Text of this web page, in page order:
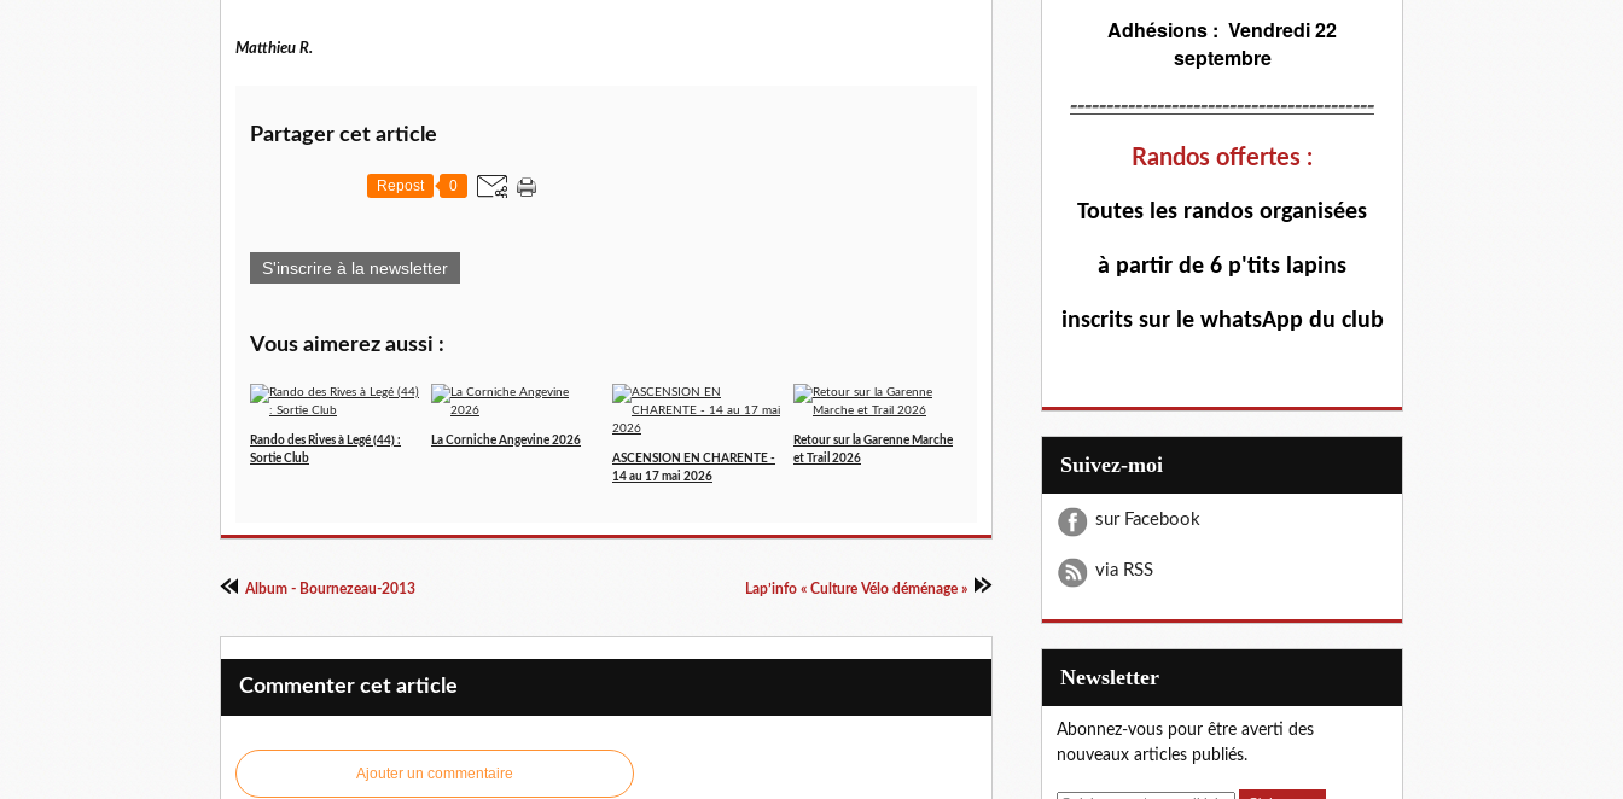
Matthieu R.
Partager cet article
Repost 0
S'inscrire à la newsletter
Vous aimerez aussi :
Rando des Rives à Legé (44) :
Sortie Club
La Corniche Angevine 2026
ASCENSION EN CHARENTE -
14 au 17 mai 2026
Retour sur la Garenne Marche
et Trail 2026
Album - Bournezeau-2013 Lap’info « Culture Vélo déménage »
Commenter cet article
Ajouter un commentaire
Adhésions : Vendredi 22
septembre
------------------------------------------
Randos offertes :
Toutes les randos organisées
à partir de 6 p'tits lapins
inscrits sur le whatsApp du club
Suivez-moi
sur Facebook
via RSS
Newsletter
Abonnez-vous pour être averti des
nouveaux articles publiés.